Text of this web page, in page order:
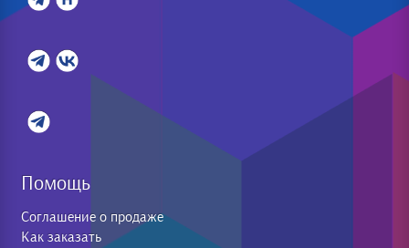
Помощь
Соглашение о продаже
Как заказать